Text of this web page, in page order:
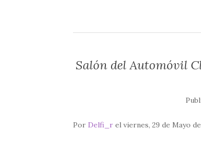
Salón del Automóvil
Por Delfi_r el viernes, 29 de Mayo